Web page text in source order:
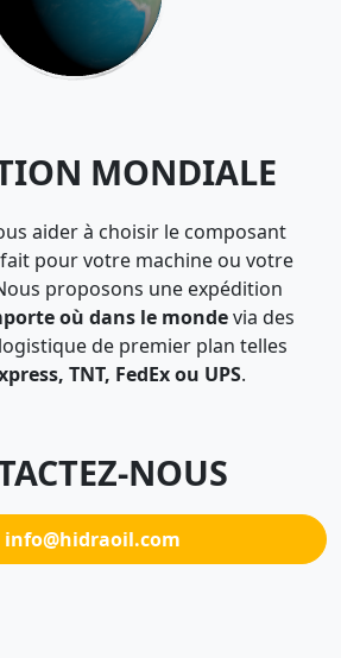
MONDIALE
aider à choisir le composant
pour votre machine ou votre
proposons une expédition
où dans le mondevia des
de premier plan telles
TNT, FedEx ou UPS.
NOUS
info@hidraoil.com